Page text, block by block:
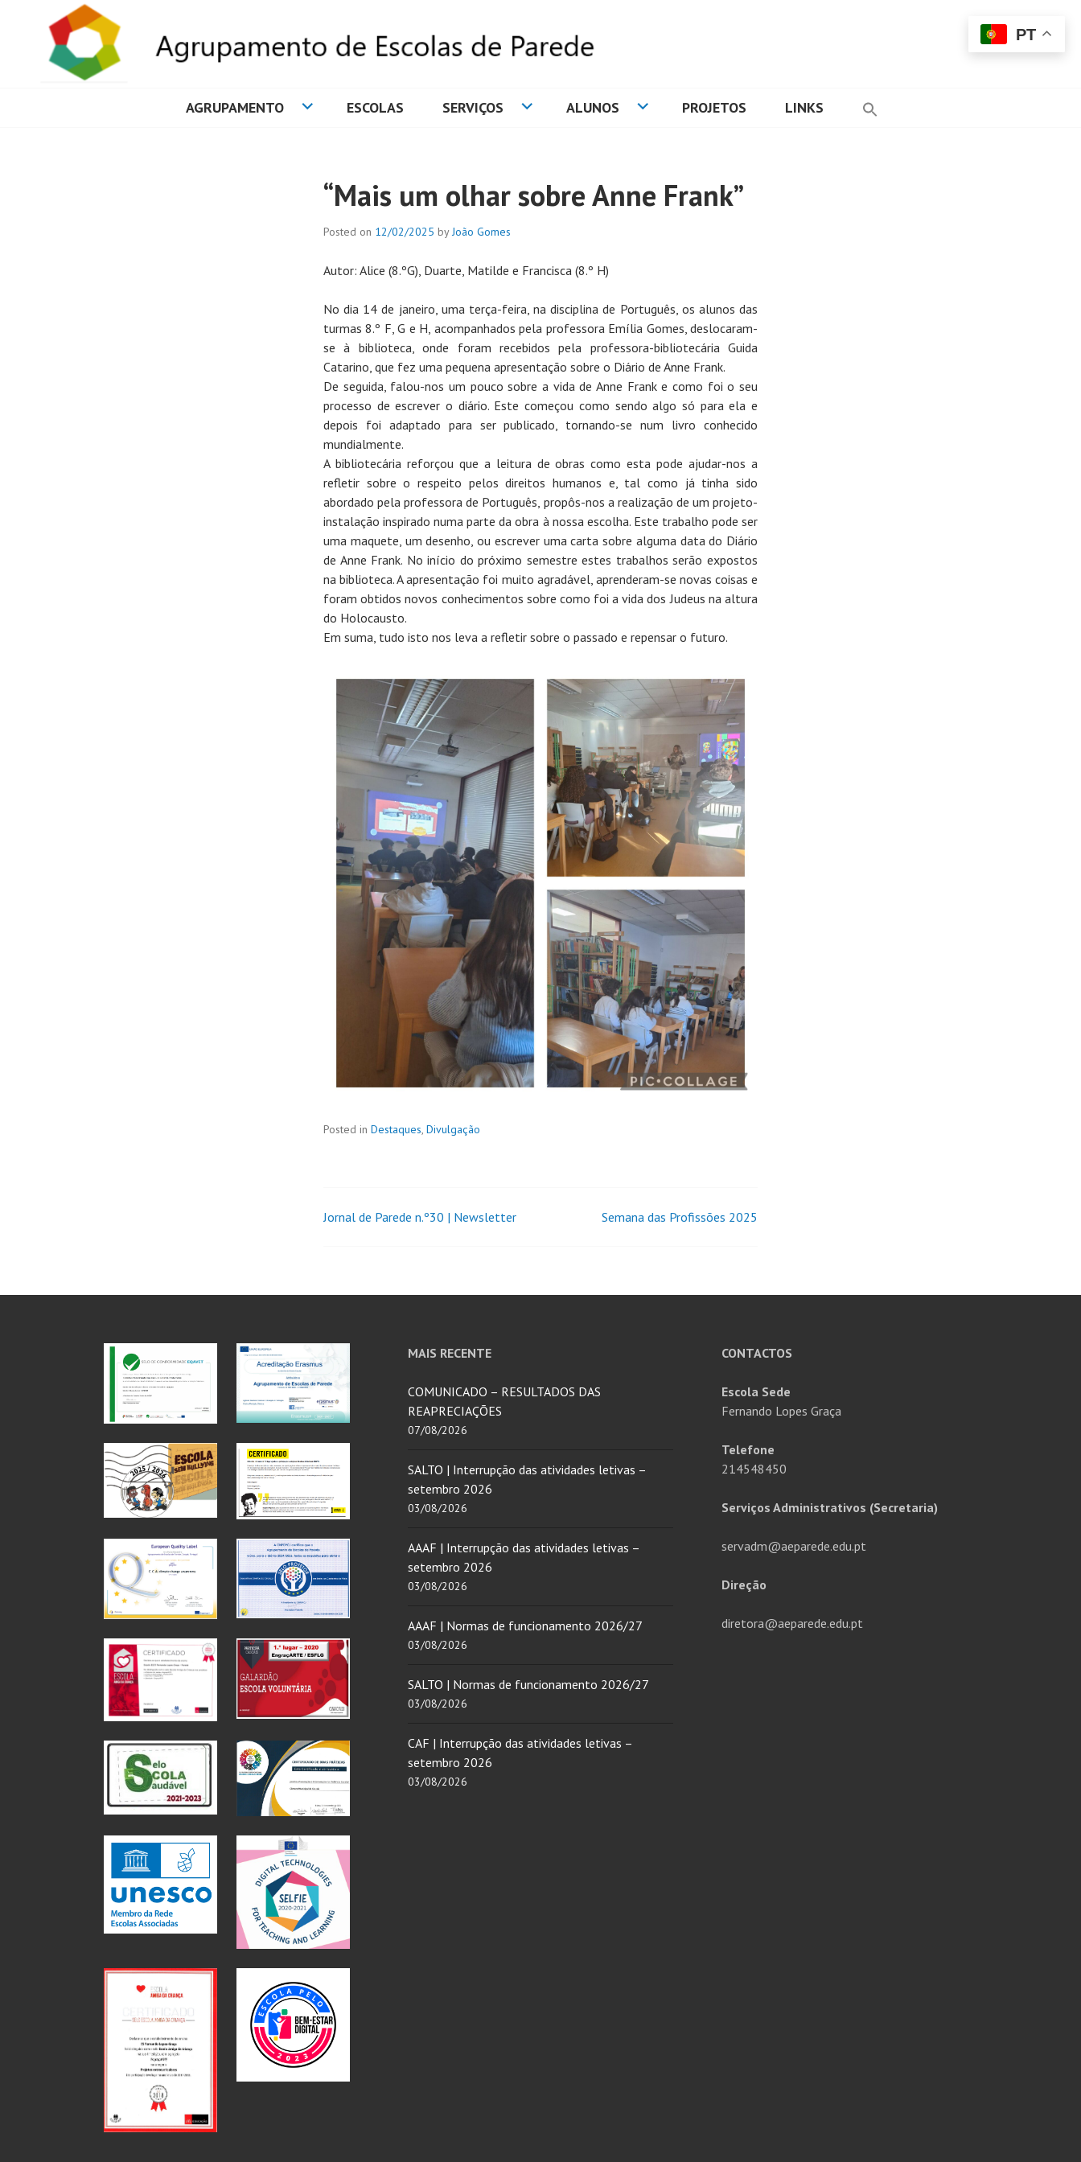
AGRUPAMENTO ESCOLAS SERVIÇOS ALUNOS PROJETOS LINKS
“Mais um olhar sobre Anne Frank”
Posted on 12/02/2025 byJoão Gomes
Autor: Alice (8.ºG), Duarte, Matilde e Francisca (8.º H)
No dia 14 de janeiro, uma terça-feira, na disciplina de Português, os alunos das
turmas 8.º F, G e H, acompanhados pela professora Emília Gomes, deslocaram-
se à biblioteca, onde foram recebidos pela professora-bibliotecária Guida
Catarino, que fez uma pequena apresentação sobre o Diário de Anne Frank.
De seguida, falou-nos um pouco sobre a vida de Anne Frank e como foi o seu
processo de escrever o diário. Este começou como sendo algo só para ela e
depois foi adaptado para ser publicado, tornando-se num livro conhecido
mundialmente.
A bibliotecária reforçou que a leitura de obras como esta pode ajudar-nos a
refletir sobre o respeito pelos direitos humanos e, tal como já tinha sido
abordado pela professora de Português, propôs-nos a realização de um projeto-
instalação inspirado numa parte da obra à nossa escolha. Este trabalho pode ser
uma maquete, um desenho, ou escrever uma carta sobre alguma data do Diário
de Anne Frank. No início do próximo semestre estes trabalhos serão expostos
na biblioteca. A apresentação foi muito agradável, aprenderam-se novas coisas e
foram obtidos novos conhecimentos sobre como foi a vida dos Judeus na altura
do Holocausto.
Em suma, tudo isto nos leva a refletir sobre o passado e repensar o futuro.
Posted in Destaques, Divulgação
Jornal de Parede n.º30 | Newsletter Semana das Profissões 2025
MAIS RECENTE
COMUNICADO – RESULTADOS DAS
REAPRECIAÇÕES
07/08/2026
SALTO | Interrupção das atividades letivas –
setembro 2026
03/08/2026
AAAF | Interrupção das atividades letivas –
setembro 2026
03/08/2026
AAAF | Normas de funcionamento 2026/27
03/08/2026
SALTO | Normas de funcionamento 2026/27
03/08/2026
CAF | Interrupção das atividades letivas –
setembro 2026
03/08/2026
CONTACTOS
Escola Sede
Fernando Lopes Graça
Telefone
214548450
Serviços Administrativos (Secretaria)
servadm@aeparede.edu.pt
Direção
diretora@aeparede.edu.pt
PT